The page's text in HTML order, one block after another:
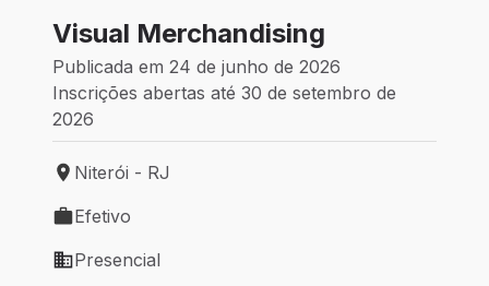
Visual Merchandising
Publicada em 24 de junho de 2026
Inscrições abertas até 30 de setembro de
2026
Local de trabalho: Niterói - RJ
Niterói - RJ
Tipo de vaga: Efetivo
Efetivo
Modelo de trabalho: Presencial
Presencial